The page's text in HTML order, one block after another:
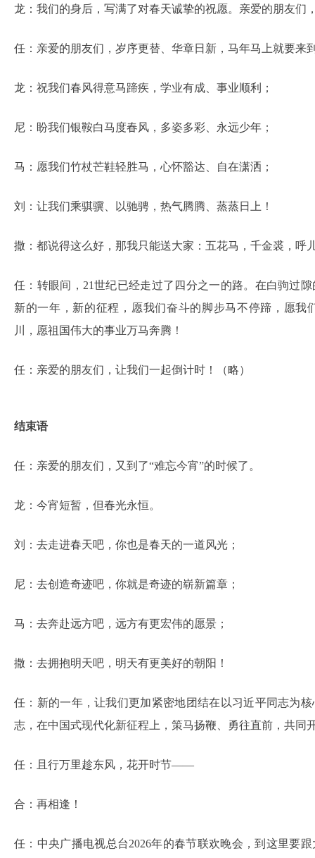
龙：我们的身后，写满了对春天诚挚的祝愿。亲爱的朋友
任：亲爱的朋友们，岁序更替、华章日新，马年马上就要来
龙：祝我们春风得意马蹄疾，学业有成、事业顺利；
尼：盼我们银鞍白马度春风，多姿多彩、永远少年；
马：愿我们竹杖芒鞋轻胜马，心怀豁达、自在潇洒；
刘：让我们乘骐骥、以驰骋，热气腾腾、蒸蒸日上！
撒：都说得这么好，那我只能送大家：五花马，千金裘，呼
任：转眼间，21世纪已经走过了四分之一的路。在白驹过
新的一年，新的征程，愿我们奋斗的脚步马不停蹄，愿我
川，愿祖国伟大的事业万马奔腾！
任：亲爱的朋友们，让我们一起倒计时！（略）
结束语
任：亲爱的朋友们，又到了“难忘今宵”的时候了。
龙：今宵短暂，但春光永恒。
刘：去走进春天吧，你也是春天的一道风光；
尼：去创造奇迹吧，你就是奇迹的崭新篇章；
马：去奔赴远方吧，远方有更宏伟的愿景；
撒：去拥抱明天吧，明天有更美好的朝阳！
任：新的一年，让我们更加紧密地团结在以习近平同志为
志，在中国式现代化新征程上，策马扬鞭、勇往直前，共同
任：且行万里趁东风，花开时节——
合：再相逢！
任：中央广播电视总台2026年的春节联欢晚会，到这里要